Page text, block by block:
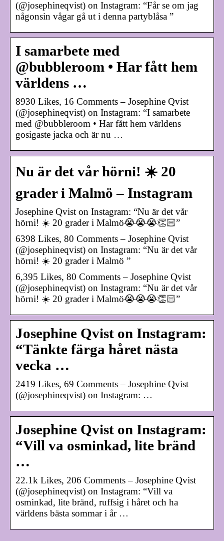
(@josephineqvist) on Instagram: “Får se om jag
någonsin vågar gå ut i denna partyblåsa ”
I samarbete med
@bubbleroom • Har fått hem
världens …
8930 Likes, 16 Comments – Josephine Qvist
(@josephineqvist) on Instagram: “I samarbete
med @bubbleroom • Har fått hem världens
gosigaste jacka och är nu …
Nu är det vår hörni! ☀️ 20
grader i Malmö – Instagram
Josephine Qvist on Instagram: “Nu är det vår
hörni! ☀️ 20 grader i Malmö😭😭😭👏🏻”
6398 Likes, 80 Comments – Josephine Qvist
(@josephineqvist) on Instagram: “Nu är det vår
hörni! ☀️ 20 grader i Malmö ”
6,395 Likes, 80 Comments – Josephine Qvist
(@josephineqvist) on Instagram: “Nu är det vår
hörni! ☀️ 20 grader i Malmö😭😭😭👏🏻”
Josephine Qvist on Instagram:
“Tänkte färga håret nästa
vecka …
2419 Likes, 69 Comments – Josephine Qvist
(@josephineqvist) on Instagram: …
Josephine Qvist on Instagram:
“Vill va osminkad, lite bränd
…
22.1k Likes, 206 Comments – Josephine Qvist
(@josephineqvist) on Instagram: “Vill va
osminkad, lite bränd, ruffsig i håret och ha
världens bästa sommar i år …